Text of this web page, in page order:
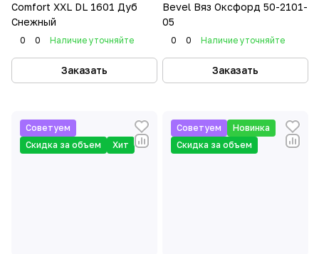
Comfort XXL DL 1601 Дуб
Снежный
0 0 Наличие уточняйте
Заказать
Bevel Вяз Оксфорд 50-2101-
05
0 0 Наличие уточняйте
Заказать
Советуем
Скидка за объем
Хит
Советуем
Новинка
Скидка за объем